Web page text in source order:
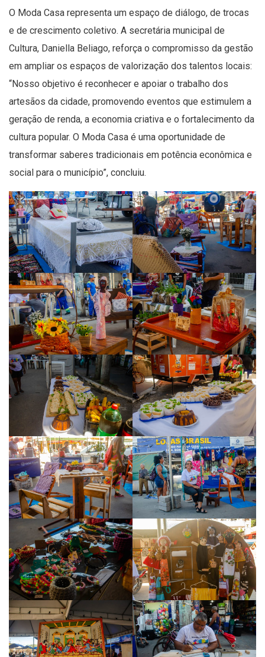
O Moda Casa representa um espaço de diálogo, de trocas
e de crescimento coletivo. A secretária municipal de
Cultura, Daniella Beliago, reforça o compromisso da gestão
em ampliar os espaços de valorização dos talentos locais:
“Nosso objetivo é reconhecer e apoiar o trabalho dos
artesãos da cidade, promovendo eventos que estimulem a
geração de renda, a economia criativa e o fortalecimento da
cultura popular. O Moda Casa é uma oportunidade de
transformar saberes tradicionais em potência econômica e
social para o município”, concluiu.